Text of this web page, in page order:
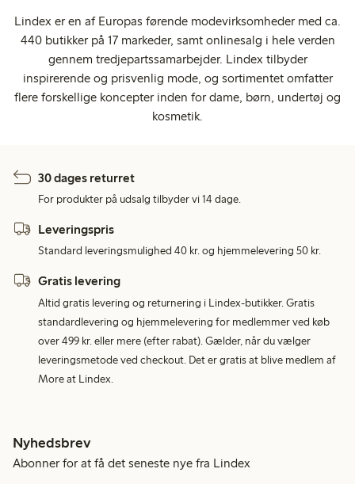
Lindex er en af Europas førende modevirksomheder med ca.
440 butikker på 17 markeder, samt onlinesalg i hele verden
gennem tredjepartssamarbejder. Lindex tilbyder
inspirerende og prisvenlig mode, og sortimentet omfatter
flere forskellige koncepter inden for dame, børn, undertøj og
kosmetik.
30 dages returret
For produkter på udsalg tilbyder vi 14 dage.
Leveringspris
Standard leveringsmulighed 40 kr. og hjemmelevering 50 kr.
Gratis levering
Altid gratis levering og returnering i Lindex-butikker. Gratis
standardlevering og hjemmelevering for medlemmer ved køb
over 499 kr. eller mere (efter rabat). Gælder, når du vælger
leveringsmetode ved checkout. Det er gratis at blive medlem af
More at Lindex.
Nyhedsbrev
Abonner for at få det seneste nye fra Lindex